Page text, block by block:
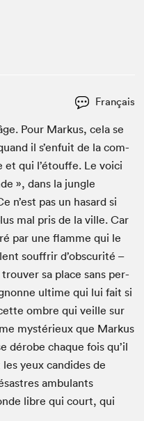
Français
Pour Markus, cela se
il s’enfuit de la com­
et qui l’étouffe. Le voici
», dans la jun­gle
n’est pas un hasard si
mal pris de la ville. Car
par une flamme qui le
souf­frir d’obscurité –
sa place sans per­
ultime qui lui fait si
ombre qui veille sur
mys­térieux que Markus
dérobe chaque fois qu’il
yeux can­dides de
ambu­lants
libre qui court, qui